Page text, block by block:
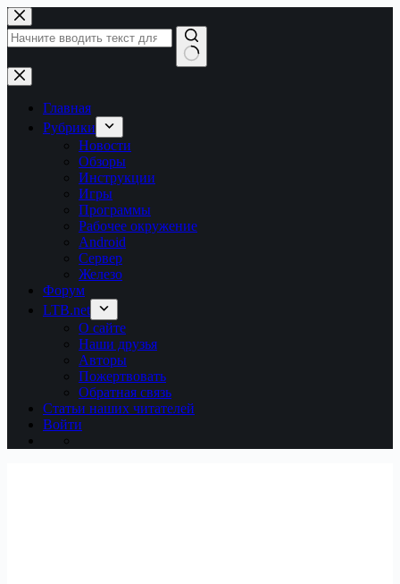
Перейти
к
сути
Ничего
не
найденоГлавная
Рубрики
Новости
Обзоры
Инструкции
Игры
Программы
Рабочее окружение
Android
Сервер
Железо
Форум
LTB.net
О сайте
Наши друзья
Авторы
Пожертвовать
Обратная связь
Статьи наших читателей
Войти